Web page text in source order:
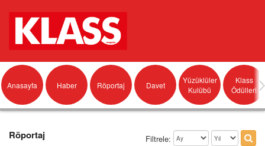
Anasayfa Haber Röportaj Davet
Yüzüklüler
Kulübü
Klass
Ödülleri
Röportaj Filtrele: